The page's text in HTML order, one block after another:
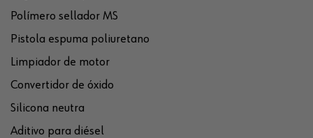
Polímero sellador MS
Pistola espuma poliuretano
Limpiador de motor
Convertidor de óxido
Silicona neutra
Aditivo para diésel